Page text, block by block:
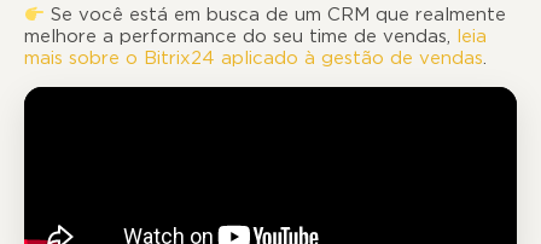
Se você está em busca de um CRM que realmente
melhore a performance do seu time de vendas, leia
mais sobre o Bitrix24 aplicado à gestão de vendas.